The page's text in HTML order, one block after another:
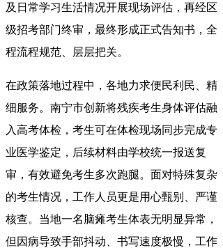
及日常学习生活情况开展现场评估，再经区
级招考部门终审，最终形成正式告知书，全
程流程规范、层层把关。
在政策落地过程中，各地力求便民利民、精
细服务。南宁市创新将残疾考生身体评估融
入高考体检，考生可在体检现场同步完成专
业医学鉴定，后续材料由学校统一报送复
审，有效避免考生多次跑腿。面对特殊复杂
的考生情况，工作人员更是用心甄别、严谨
核查。当地一名脑瘫考生体表无明显异常，
但因病导致手部抖动、书写速度极慢，工作